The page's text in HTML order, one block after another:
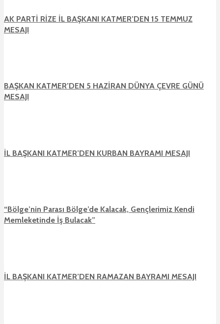
AK PARTİ RİZE İL BAŞKANI KATMER’DEN 15 TEMMUZ
MESAJI
BAŞKAN KATMER’DEN 5 HAZİRAN DÜNYA ÇEVRE GÜNÜ
MESAJI
İL BAŞKANI KATMER’DEN KURBAN BAYRAMI MESAJI
“Bölge’nin Parası Bölge’de Kalacak, Gençlerimiz Kendi
Memleketinde İş Bulacak”
İL BAŞKANI KATMER’DEN RAMAZAN BAYRAMI MESAJI